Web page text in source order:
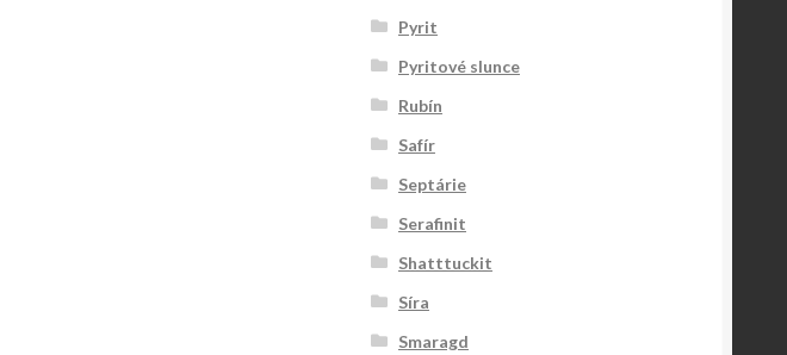
Pyrit
Pyritové slunce
Rubín
Safír
Septárie
Serafinit
Shatttuckit
Síra
Smaragd